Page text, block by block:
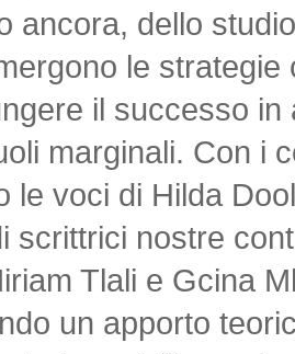
ancora, dello
le
il successo
marginali. Con i
le voci di Hilda
scrittrici nostre
Tlali e Gcina
un apporto